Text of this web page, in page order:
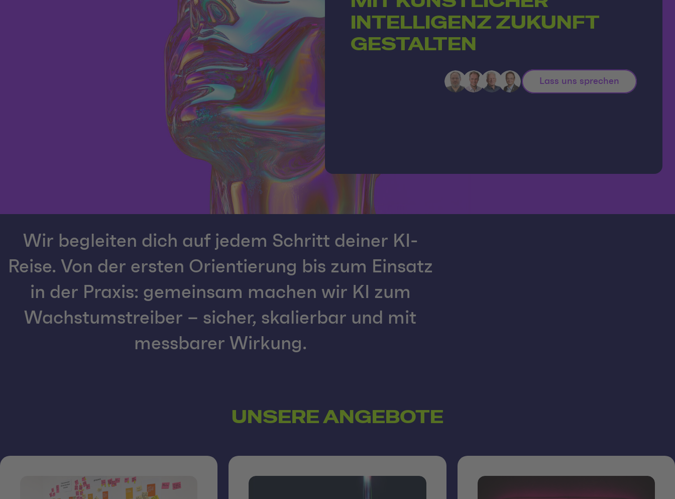
INTELLIGENZ ZUKUNFT
GESTALTEN
Lass uns sprechen
Wir begleiten dich auf jedem Schritt deiner KI-
Reise. Von der ersten Orientierung bis zum Einsatz
in der Praxis: gemeinsam machen wir KI zum
Wachstumstreiber – sicher, skalierbar und mit
messbarer Wirkung.
UNSERE ANGEBOTE